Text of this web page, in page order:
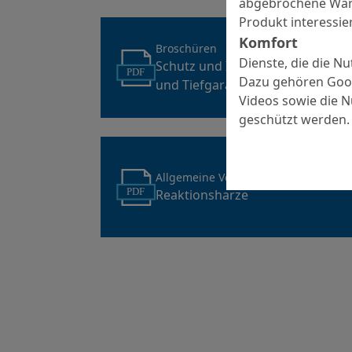
PDF
Broschüren
Schutz und Instandhaltung von
und Tiefgaragen
PDF
Allgemeine Verarbeitungshinweise
Reaktionsharze
Produkt
Komfort
Dienste, die die
Dazu gehören
Videos sowie die
geschützt werden.